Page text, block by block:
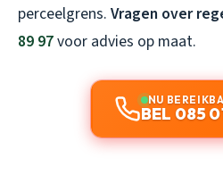
perceelgrens. Vragen over
89 97voor advies op maat.
NU
BEL 085